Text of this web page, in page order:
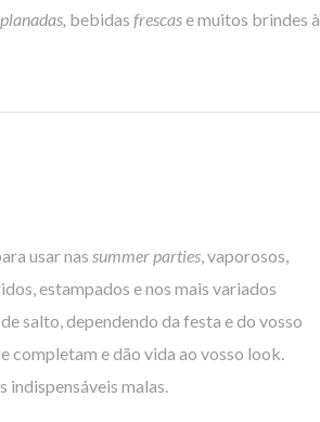
bebidas frescase muitos brindes à
usar nas summer parties, vaporosos,
estampados e nos mais variados
salto, dependendo da festa e do vosso
completam e dão vida ao vosso look.
indispensáveis malas.